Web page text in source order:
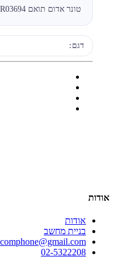
טונר אדום תואם XEROX 106R03694
דגם:
אודות
אודות
בניית מחשב
02-5322208